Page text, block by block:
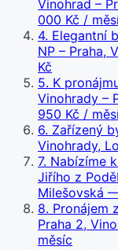
Vinohrad –
000 Kč /
4. Elegantní
NP – Praha,
Kč
5. K
Vinohrady –
950 Kč /
6. Zařízený
Vinohrady,
7. Nabízíme
Jiřího z
Milešovská
8. Pronájem
Praha 2,
měsíc